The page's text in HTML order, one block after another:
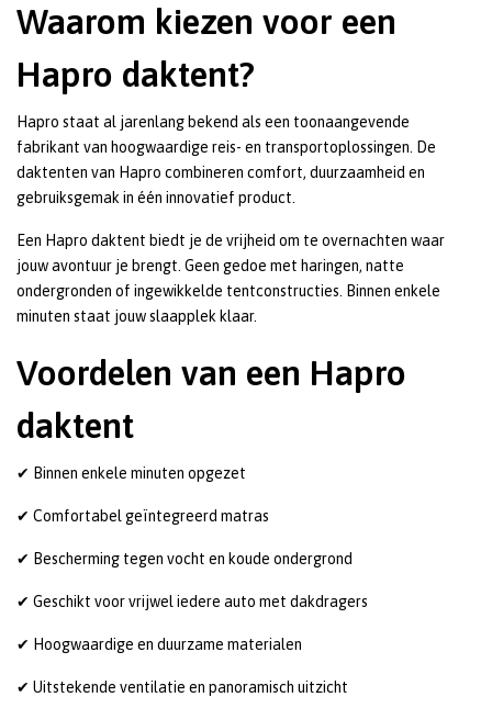
Waarom kiezen voor een
Hapro daktent?
Hapro staat al jarenlang bekend als een toonaangevende
fabrikant van hoogwaardige reis- en transportoplossingen. De
daktenten van Hapro combineren comfort, duurzaamheid en
gebruiksgemak in één innovatief product.
Een Hapro daktent biedt je de vrijheid om te overnachten waar
jouw avontuur je brengt. Geen gedoe met haringen, natte
ondergronden of ingewikkelde tentconstructies. Binnen enkele
minuten staat jouw slaapplek klaar.
Voordelen van een Hapro
daktent
✔ Binnen enkele minuten opgezet
✔ Comfortabel geïntegreerd matras
✔ Bescherming tegen vocht en koude ondergrond
✔ Geschikt voor vrijwel iedere auto met dakdragers
✔ Hoogwaardige en duurzame materialen
✔ Uitstekende ventilatie en panoramisch uitzicht